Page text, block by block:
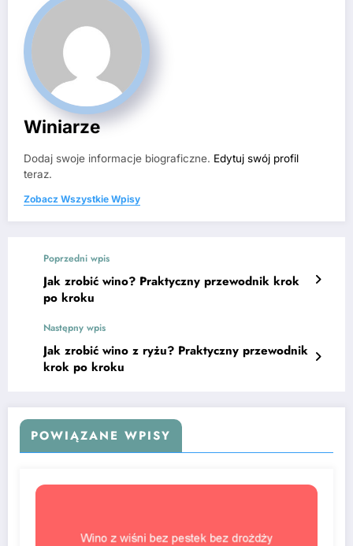
Winiarze
Dodaj swoje informacje biograficzne. Edytuj swój profil
teraz.
Zobacz Wszystkie Wpisy
Poprzedni wpis
Jak zrobić wino? Praktyczny przewodnik krok
po kroku
Następny wpis
Jak zrobić wino z ryżu? Praktyczny przewodnik
krok po kroku
POWIĄZANE WPISY